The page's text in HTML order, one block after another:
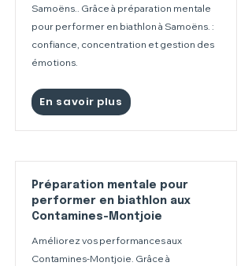
Samoëns.. Grâce à préparation mentale
pour performer en biathlon à Samoëns. :
confiance, concentration et gestion des
émotions.
En savoir plus
Préparation mentale pour
performer en biathlon aux
Contamines-Montjoie
Améliorez vos performances aux
Contamines-Montjoie. Grâce à